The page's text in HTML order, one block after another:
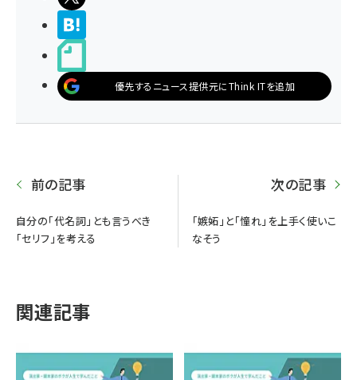
優先するニュース提供元にThink ITを追加
前の記事
自分の「代名詞」とも言うべき
「セリフ」を考える
次の記事
「嫉妬」と「憧れ」を上手く使いこ
なそう
関連記事